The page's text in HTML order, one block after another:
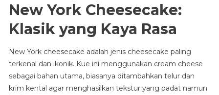
New York Cheesecake:
Klasik yang Kaya Rasa
New York cheesecake adalah jenis cheesecake paling
terkenal dan ikonik. Kue ini menggunakan cream cheese
sebagai bahan utama, biasanya ditambahkan telur dan
krim kental agar menghasilkan tekstur yang padat namun